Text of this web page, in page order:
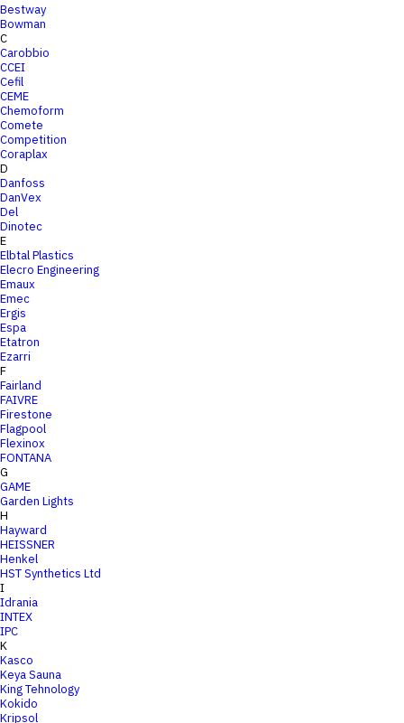
Bestway
Bowman
C
Carobbio
CCEI
Cefil
CEME
Chemoform
Comete
Competition
Coraplax
D
Danfoss
DanVex
Del
Dinotec
E
Elbtal Plastics
Elecro Engineering
Emaux
Emec
Ergis
Espa
Etatron
Ezarri
F
Fairland
FAIVRE
Firestone
Flagpool
Flexinox
FONTANA
G
GAME
Garden Lights
H
Hayward
HEISSNER
Henkel
HST Synthetics Ltd
I
Idrania
INTEX
IPC
K
Kasco
Keya Sauna
King Tehnology
Kokido
Kripsol